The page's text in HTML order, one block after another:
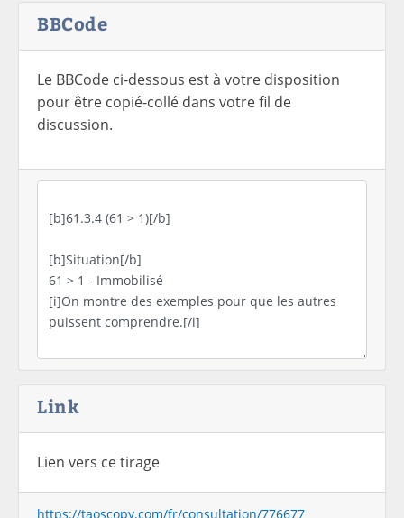
BBCode
Le BBCode ci-dessous est à votre disposition
pour être copié-collé dans votre fil de
discussion.
Link
Lien vers ce tirage
https://taoscopy.com/fr/consultation/776677